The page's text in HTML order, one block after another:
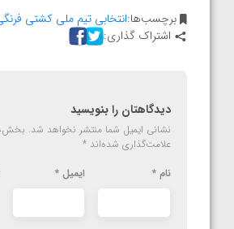
برچسب‌ها:انتخابی تیم ملی کشتی
اشتراک گذاری:
دیدگاهتان را بنویسید
نشانی ایمیل شما منتشر نخواهد شد.
علامت‌گذاری شده‌اند *
نام * ایمیل *